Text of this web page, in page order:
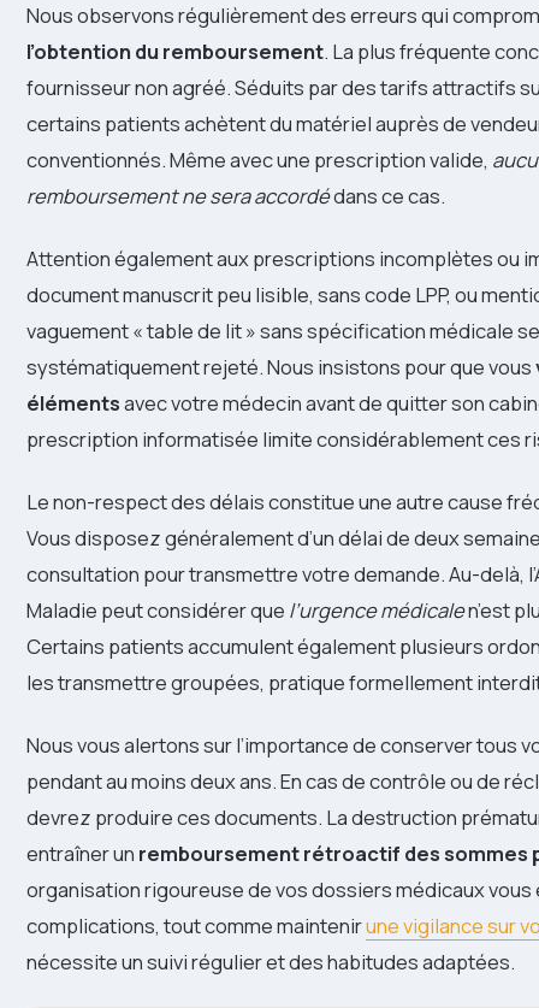
Nous observons régulièrement des erreurs qui
l’obtention du remboursement. La plus fréquente
fournisseur non agréé. Séduits par des tarifs attractifs
certains patients achètent du matériel auprès de
conventionnés. Même avec une prescription valide,
remboursement ne sera accordédans ce cas.
Attention également aux prescriptions incomplètes ou
document manuscrit peu lisible, sans code LPP, ou
vaguement « table de lit » sans spécification médicale
systématiquement rejeté. Nous insistons pour que vous
élémentsavec votre médecin avant de quitter son
prescription informatisée limite considérablement ces
Le non-respect des délais constitue une autre cause
Vous disposez généralement d’un délai de deux
consultation pour transmettre votre demande. Au-delà,
Maladie peut considérer que l’urgence médicalen’est
Certains patients accumulent également plusieurs
les transmettre groupées, pratique formellement
Nous vous alertons sur l’importance de conserver tous
pendant au moins deux ans. En cas de contrôle ou de
devrez produire ces documents. La destruction
entraîner un remboursement rétroactif des sommes
organisation rigoureuse de vos dossiers médicaux vous
complications, tout comme maintenirune vigilance sur
nécessite un suivi régulier et des habitudes adaptées.